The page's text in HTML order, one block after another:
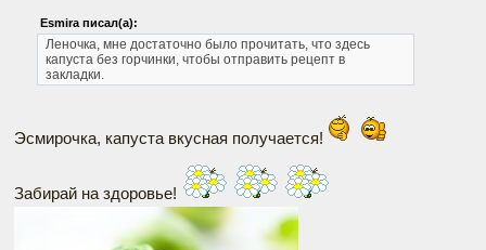
Esmira писал(а):
Леночка, мне достаточно было прочитать, что здесь
капуста без горчинки, чтобы отправить рецепт в
закладки.
Эсмирочка, капуста вкусная получается!
Забирай на здоровье!